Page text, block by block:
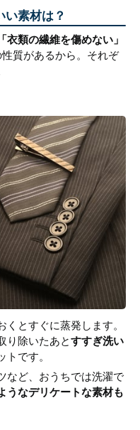
い素材は？
「衣類の繊維を傷めない」
性質があるから。それぞ
とすぐに蒸発します。
り除いたあとすすぎ洗い
トです。
など、おうちでは洗濯で
うなデリケートな素材も